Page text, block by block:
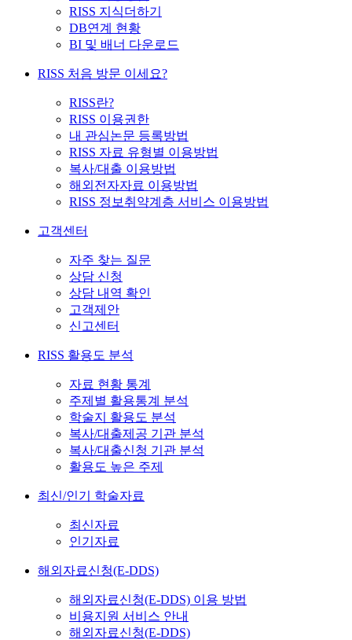
RISS 지식더하기
DB연계 현황
BI 및 배너 다운로드
RISS 처음 방문 이세요?
RISS란?
RISS 이용권한
내 관심논문 등록방법
RISS 자료 유형별 이용방법
복사/대출 이용방법
해외전자자료 이용방법
RISS 정보취약계층 서비스 이용방법
고객센터
자주 찾는 질문
상담 신청
상담 내역 확인
고객제안
신고센터
RISS 활용도 분석
자료 현황 통계
주제별 활용통계 분석
학술지 활용도 분석
복사/대출제공 기관 분석
복사/대출신청 기관 분석
활용도 높은 주제
최신/인기 학술자료
최신자료
인기자료
해외자료신청(E-DDS)
해외자료신청(E-DDS) 이용 방법
비용지원 서비스 안내
해외자료신청(E-DDS)